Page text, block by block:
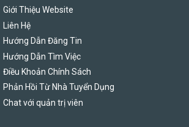
Giới Thiệu Website
Liên Hệ
Hướng Dẫn Đăng Tin
Hướng Dẫn Tìm Việc
Điều Khoản Chính Sách
Phản Hồi Từ Nhà Tuyển Dụng
Chat với quản trị viên